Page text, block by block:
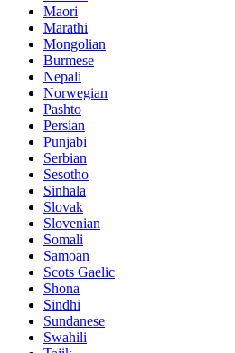
Maori
Marathi
Mongolian
Burmese
Nepali
Norwegian
Pashto
Persian
Punjabi
Serbian
Sesotho
Sinhala
Slovak
Slovenian
Somali
Samoan
Scots Gaelic
Shona
Sindhi
Sundanese
Swahili